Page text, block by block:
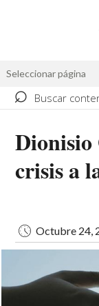
Seleccionar página
⌕ Buscar
crisis a
Octubre 24,